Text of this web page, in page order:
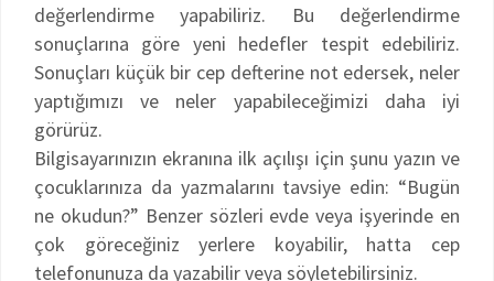
değerlendirme yapabiliriz. Bu değerlendirme
sonuçlarına göre yeni hedefler tespit edebiliriz.
Sonuçları küçük bir cep defterine not edersek, neler
yaptığımızı ve neler yapabileceğimizi daha iyi
görürüz.
Bilgisayarınızın ekranına ilk açılışı için şunu yazın ve
çocuklarınıza da yazmalarını tavsiye edin: “Bugün
ne okudun?” Benzer sözleri evde veya işyerinde en
çok göreceğiniz yerlere koyabilir, hatta cep
telefonunuza da yazabilir veya söyletebilirsiniz.